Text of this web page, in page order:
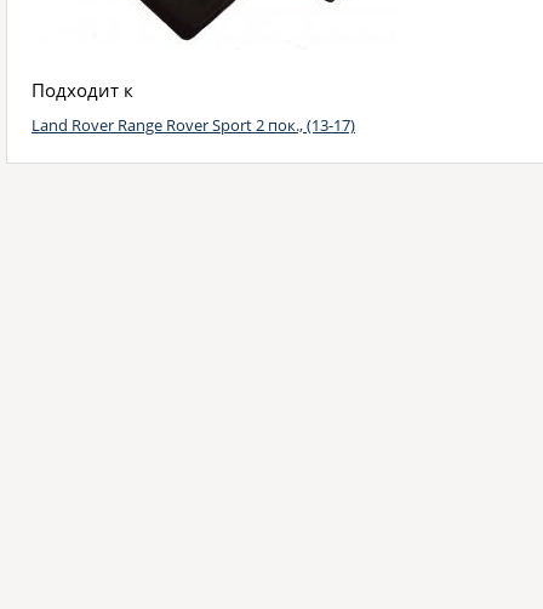
Подходит к
Land Rover Range Rover Sport 2 пок., (13-17)